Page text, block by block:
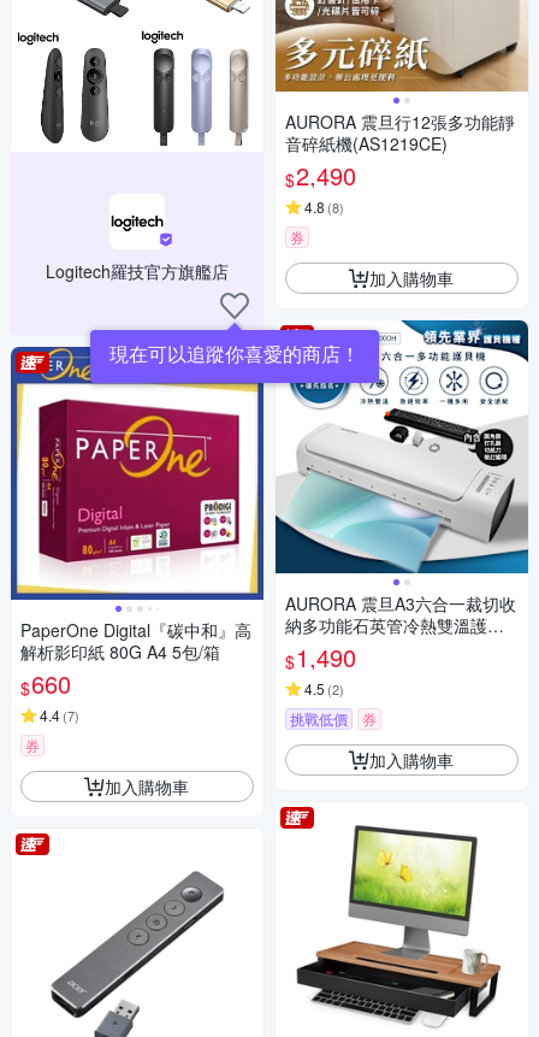
Logitech羅技官方旗艦店
現在可以追蹤你喜愛的商店！
PaperOne Digital『碳中和』高
解析影印紙 80G A4 5包/箱
$660
4.4(7)
券
加入購物車
AURORA 震旦行12張多功能靜
音碎紙機(AS1219CE)
$2,490
4.8 (8)
券
加入購物車
AURORA 震旦A3六合一裁切收
納多功能石英管冷熱雙溫護貝
機 LM6000H
$1,490
4.5 (2)
挑戰低價 券
加入購物車